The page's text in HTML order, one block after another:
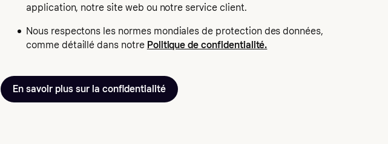
application, notre site web ou notre service client.
Nous respectons les normes mondiales de protection des données,
comme détaillé dans notre Politique de confidentialité.
En savoir plus sur la confidentialité